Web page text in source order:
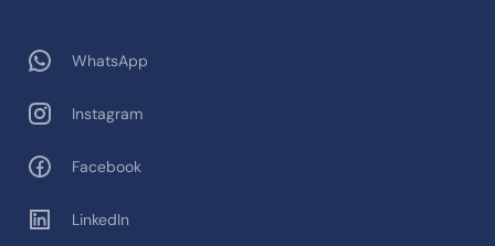
WhatsApp
Instagram
Facebook
LinkedIn